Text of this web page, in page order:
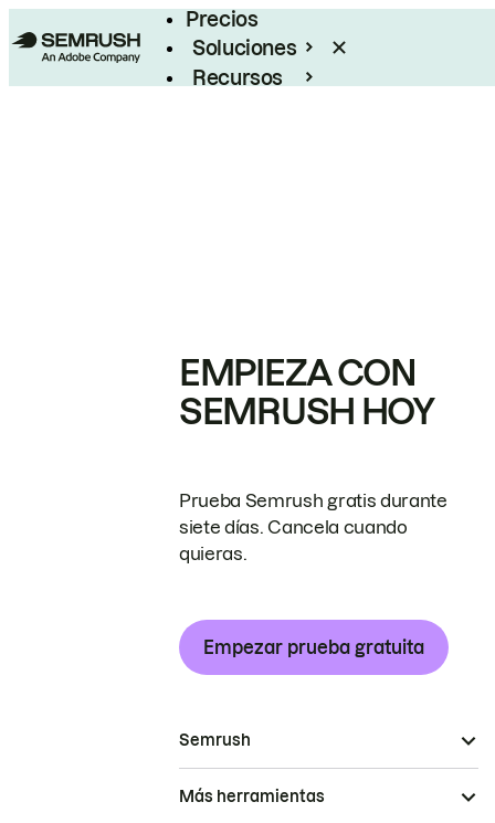
Precios
Soluciones
Recursos
EMPIEZA CON
SEMRUSH HOY
Prueba Semrush gratis durante
siete días. Cancela cuando
quieras.
Empezar prueba gratuita
Semrush
Más herramientas